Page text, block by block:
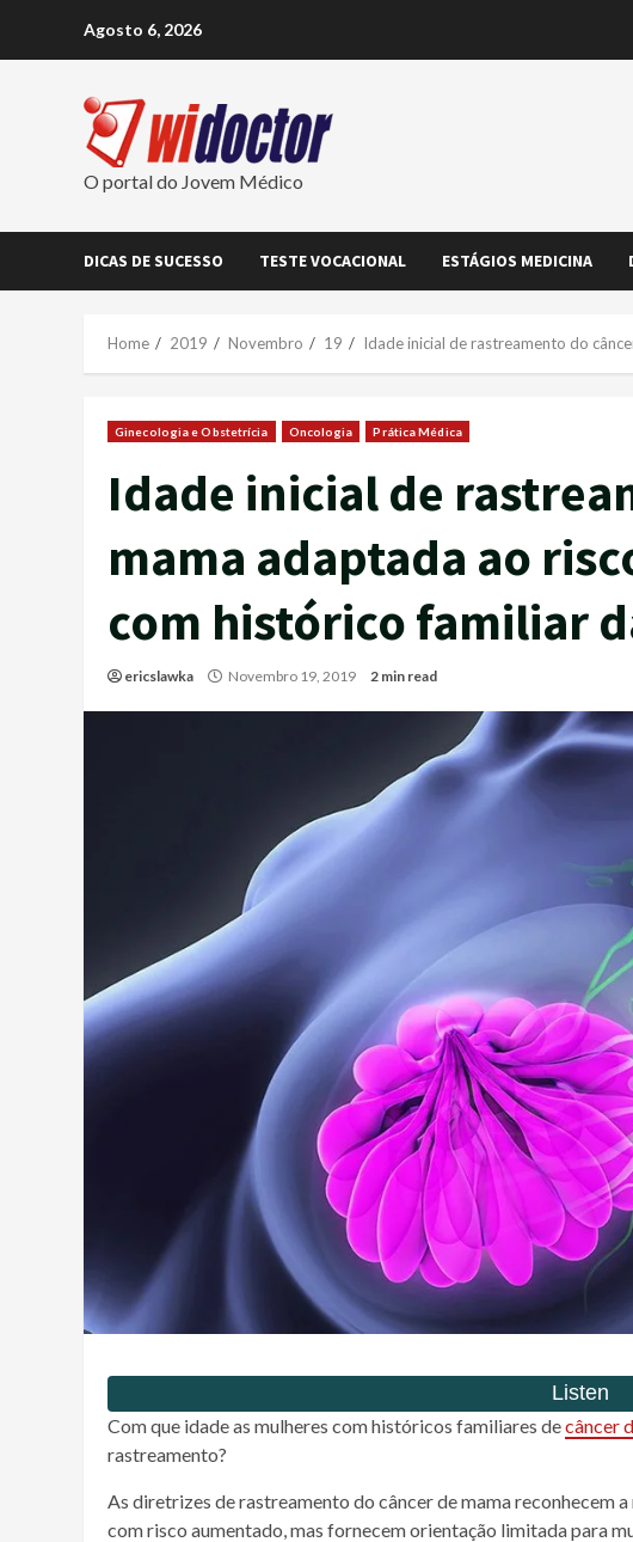
Agosto 6, 2026
O portal do Jovem Médico
DICAS DE SUCESSO TESTE VOCACIONAL ESTÁGIOS MEDICINA
Home 2019 Novembro 19 Idade inicial de rastreamento do
Ginecologia e Obstetrícia Oncologia Prática Médica
Idade inicial de
mama adaptada ao
com histórico familiar
ericslawka Novembro 19, 2019 2 min read
Com que idade as mulheres com históricos familiares decâncer
rastreamento?
As diretrizes de rastreamento do câncerdemamareconhecem
com risco aumentado, mas fornecem orientação limitada para